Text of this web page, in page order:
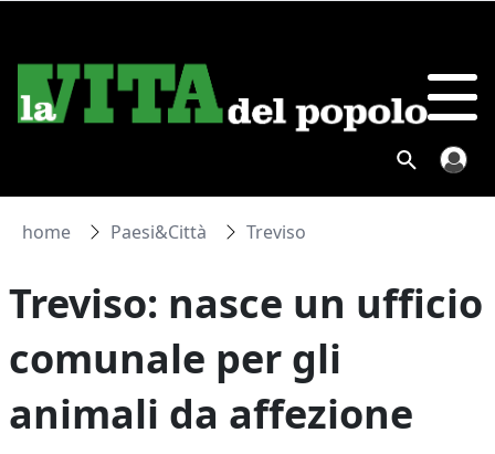
home Paesi&Città Treviso
Treviso: nasce un ufficio
comunale per gli
animali da affezione